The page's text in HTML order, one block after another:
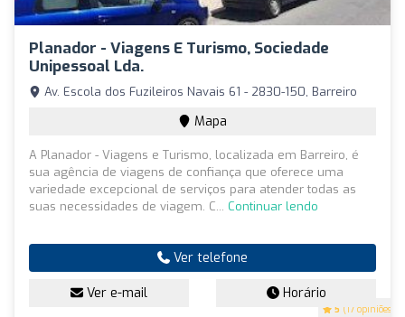
Planador - Viagens E Turismo, Sociedade
Unipessoal Lda.
5 (17 opiniões)
Av. Escola dos Fuzileiros Navais 61 - 2830-150, Barreiro
Mapa
A Planador - Viagens e Turismo, localizada em Barreiro, é
sua agência de viagens de confiança que oferece uma
variedade excepcional de serviços para atender todas as
suas necessidades de viagem. C... Continuar lendo
Ver telefone
Ver e-mail Horário